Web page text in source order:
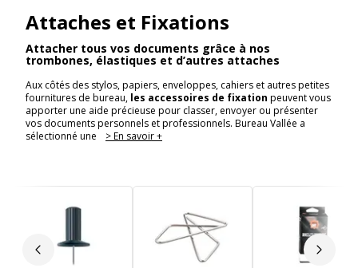
Attaches et Fixations
Attacher tous vos documents grâce à nos
trombones, élastiques et d’autres attaches
Aux côtés des stylos, papiers, enveloppes, cahiers et autres petites
fournitures de bureau, les accessoires de fixation peuvent vous
apporter une aide précieuse pour classer, envoyer ou présenter
vos documents personnels et professionnels. Bureau Vallée a
sélectionné une
> En savoir +
Slide précédent Slide